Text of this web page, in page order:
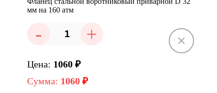
мм на 160 атм
- +
Цена: 1060 ₽
Сумма: 1060 ₽